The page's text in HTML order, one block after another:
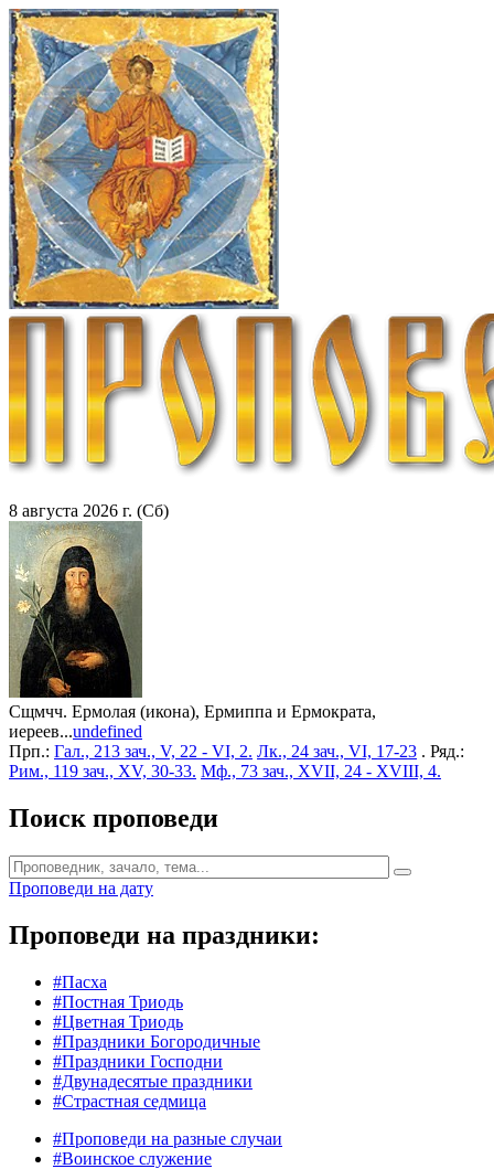
8 августа 2026 г. (Сб)
Сщмчч. Ермолая (икона), Ермиппа и Ермократа,
иереев...undefined
Прп.: Гал., 213 зач., V, 22 - VI, 2. Лк., 24 зач., VI, 17-23 . Ряд.:
Рим., 119 зач., XV, 30-33. Мф., 73 зач., XVII, 24 - XVIII, 4.
Поиск проповеди
Проповеди на дату
Проповеди на праздники:
#Пасха
#Постная Триодь
#Цветная Триодь
#Праздники Богородичные
#Праздники Господни
#Двунадесятые праздники
#Страстная седмица
#Проповеди на разные случаи
#Воинское служение